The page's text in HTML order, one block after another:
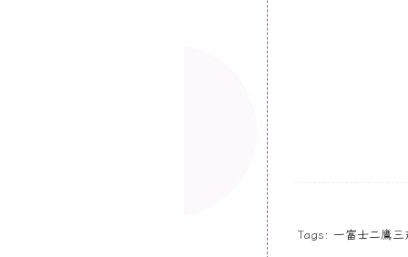
Tags: 一富士二鷹三